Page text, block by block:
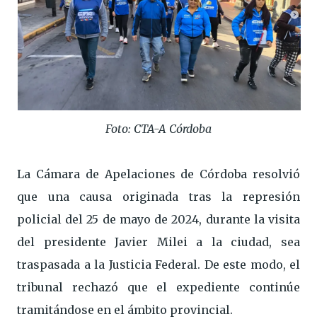
Foto: CTA-A Córdoba
La Cámara de Apelaciones de Córdoba resolvió
que una causa originada tras la represión
policial del 25 de mayo de 2024, durante la visita
del presidente Javier Milei a la ciudad, sea
traspasada a la Justicia Federal. De este modo, el
tribunal rechazó que el expediente continúe
tramitándose en el ámbito provincial.